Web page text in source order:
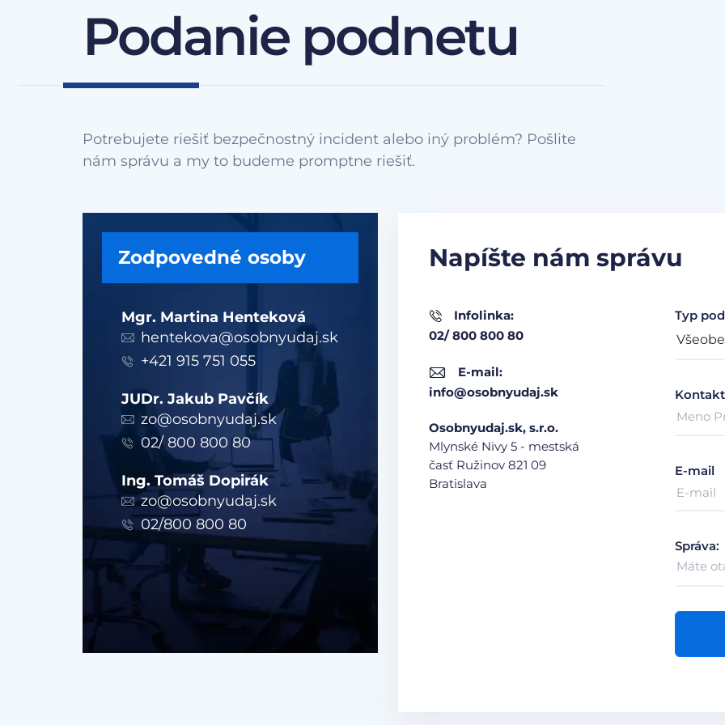
Podanie podnetu
Potrebujete riešiť bezpečnostný incident alebo iný problém? Pošlite
Zodpovedné osoby
Mgr. Martina Henteková
hentekova@osobnyudaj.sk
+421 915 751 055
JUDr. Jakub Pavčík
zo@osobnyudaj.sk
02/ 800 800 80
Ing. Tomáš Dopirák
zo@osobnyudaj.sk
02/800 800 80
Napíšte nám správu
Infolinka:
02/ 800 800 80
E-mail:
info@osobnyudaj.sk
Osobnyudaj.sk, s.r.o.
Mlynské Nivy 5 - mestská
časť Ružinov 821 09
Bratislava
Typ
E-mail
Správa: